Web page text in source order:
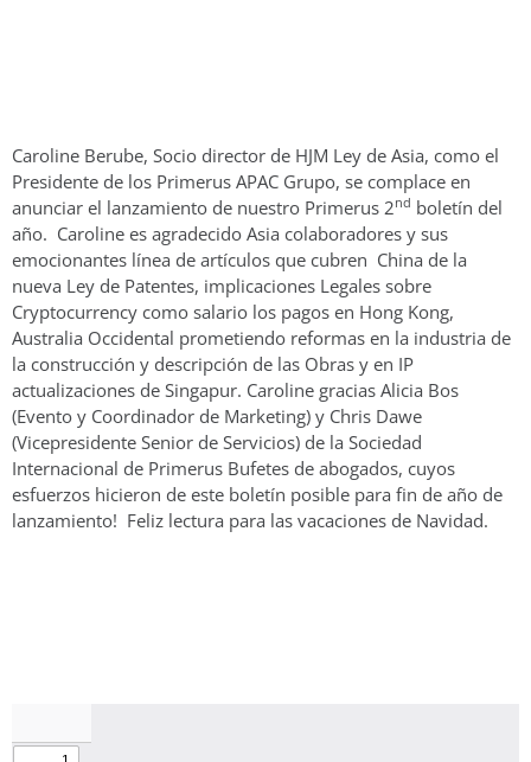
Caroline Berube, Socio director de HJM Ley de Asia, como el
Presidente de los Primerus APAC Grupo, se complace en
anunciar el lanzamiento de nuestro Primerus 2nd boletín del
año. Caroline es agradecido Asia colaboradores y sus
emocionantes línea de artículos que cubren China de la
nueva Ley de Patentes, implicaciones Legales sobre
Cryptocurrency como salario los pagos en Hong Kong,
Australia Occidental prometiendo reformas en la industria de
la construcción y descripción de las Obras y en IP
actualizaciones de Singapur. Caroline gracias Alicia Bos
(Evento y Coordinador de Marketing) y Chris Dawe
(Vicepresidente Senior de Servicios) de la Sociedad
Internacional de Primerus Bufetes de abogados, cuyos
esfuerzos hicieron de este boletín posible para fin de año de
lanzamiento! Feliz lectura para las vacaciones de Navidad.